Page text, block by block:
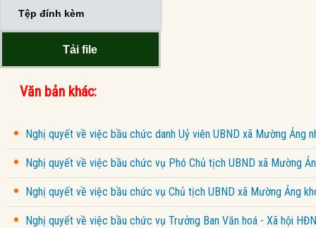
Tệp đính kèm
Tải file
Văn bản khác:
Nghị quyết về việc bầu chức danh Uỷ viên UBND xã Mường Ảng
Nghị quyết về việc bầu chức vụ Phó Chủ tịch UBND xã Mường
Nghị quyết về việc bầu chức vụ Chủ tịch UBND xã Mường Ảng
Nghị quyết về việc bầu chức vụ Trưởng Ban Văn hoá - Xã hội